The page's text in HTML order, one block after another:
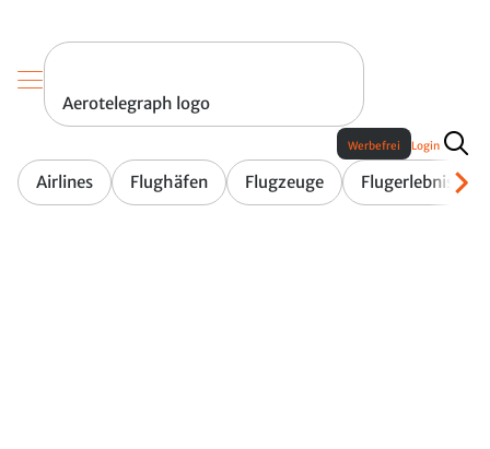
Aerotelegraph logo
Airlines Flughäfen Flugzeuge Flugerlebnis
Werbefrei Login